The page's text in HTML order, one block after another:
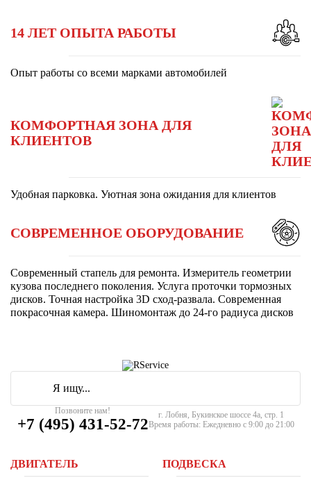
14 ЛЕТ ОПЫТА РАБОТЫ
Опыт работы со всеми марками автомобилей
КОМФОРТНАЯ ЗОНА ДЛЯ
КЛИЕНТОВ
Удобная парковка. Уютная зона ожидания для клиентов
СОВРЕМЕННОЕ ОБОРУДОВАНИЕ
Современный стапель для ремонта. Измеритель геометрии
кузова последнего поколения. Услуга проточки тормозных
дисков. Точная настройка 3D сход-развала. Современная
покрасочная камера. Шиномонтаж до 24-го радиуса дисков
Позвоните нам!
+7 (495) 431-52-72
г. Лобня, Букинское шоссе 4а, стр. 1
Время работы: Ежедневно с 9:00 до 21:00
ДВИГАТЕЛЬ ПОДВЕСКА